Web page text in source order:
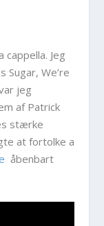
Jeg
Sugar, We’re
jeg
af Patrick
stærke
at fortolke a
åbenbart